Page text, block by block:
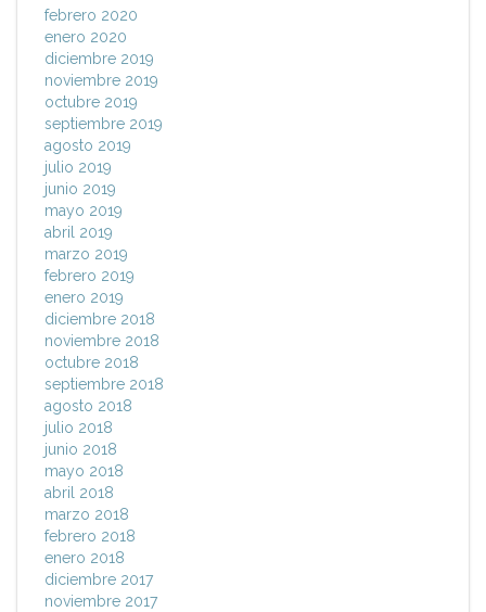
febrero 2020
enero 2020
diciembre 2019
noviembre 2019
octubre 2019
septiembre 2019
agosto 2019
julio 2019
junio 2019
mayo 2019
abril 2019
marzo 2019
febrero 2019
enero 2019
diciembre 2018
noviembre 2018
octubre 2018
septiembre 2018
agosto 2018
julio 2018
junio 2018
mayo 2018
abril 2018
marzo 2018
febrero 2018
enero 2018
diciembre 2017
noviembre 2017